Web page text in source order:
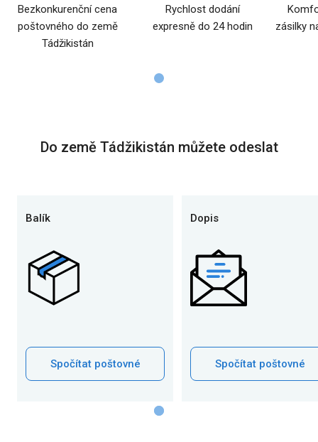
Bezkonkurenční cena
poštovného do země
Tádžikistán
Rychlost dodání
expresně do 24 hodin
zásilky
Do země Tádžikistán můžete odeslat
Balík
Spočítat poštovné
Dopis
Spočítat poštovné